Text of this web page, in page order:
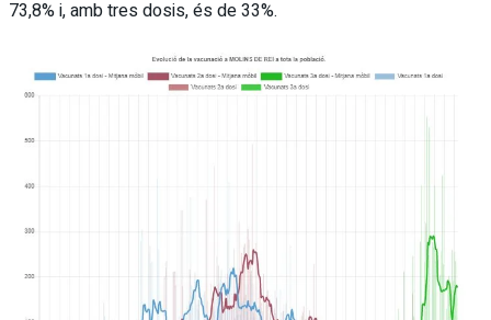
73,8% i, amb tres dosis, és de 33%.